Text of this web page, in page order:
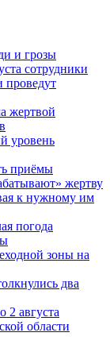
и грозы
сотрудники
проведут
жертвой
уровень
приёмы
жертву
к нужному им
погода
зоны на
два
2 августа
области